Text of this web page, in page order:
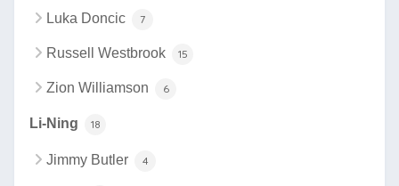
Luka Doncic 7
Russell Westbrook 15
Zion Williamson 6
Li-Ning 18
Jimmy Butler 4